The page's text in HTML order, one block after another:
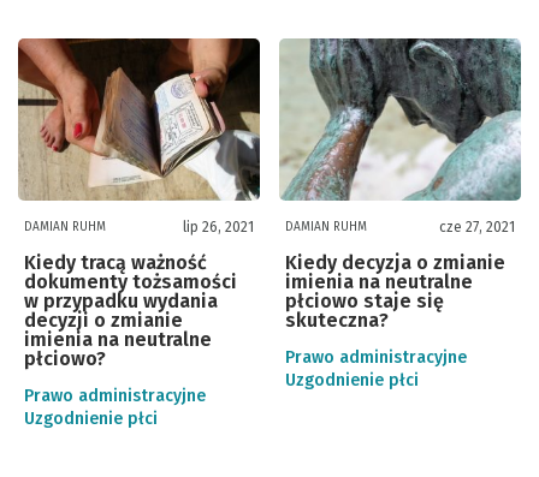
DAMIAN RUHM lip 26, 2021
Kiedy tracą ważność
dokumenty tożsamości
w przypadku wydania
decyzji o zmianie
imienia na neutralne
płciowo?
Prawo administracyjne
Uzgodnienie płci
DAMIAN RUHM cze 27, 2021
Kiedy decyzja o zmianie
imienia na neutralne
płciowo staje się
skuteczna?
Prawo administracyjne
Uzgodnienie płci